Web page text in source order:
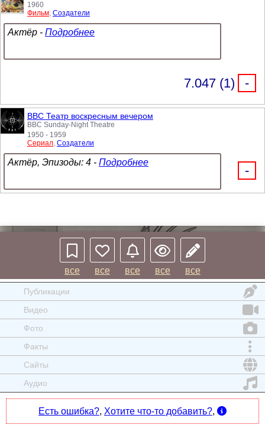
1960
Фильм, Создатели
Актёр - Подробнее
7.047 (1) -
BBC Театр воскресным вечером
BBC Sunday-Night Theatre
1950 - 1959
Сериал, Создатели
Актёр, Эпизоды: 4 - Подробнее
-
все все все все все
Публикации
Видео
Фото
Факты
Сайты
Аудио
Есть ошибка?, Хотите что-то добавить?,